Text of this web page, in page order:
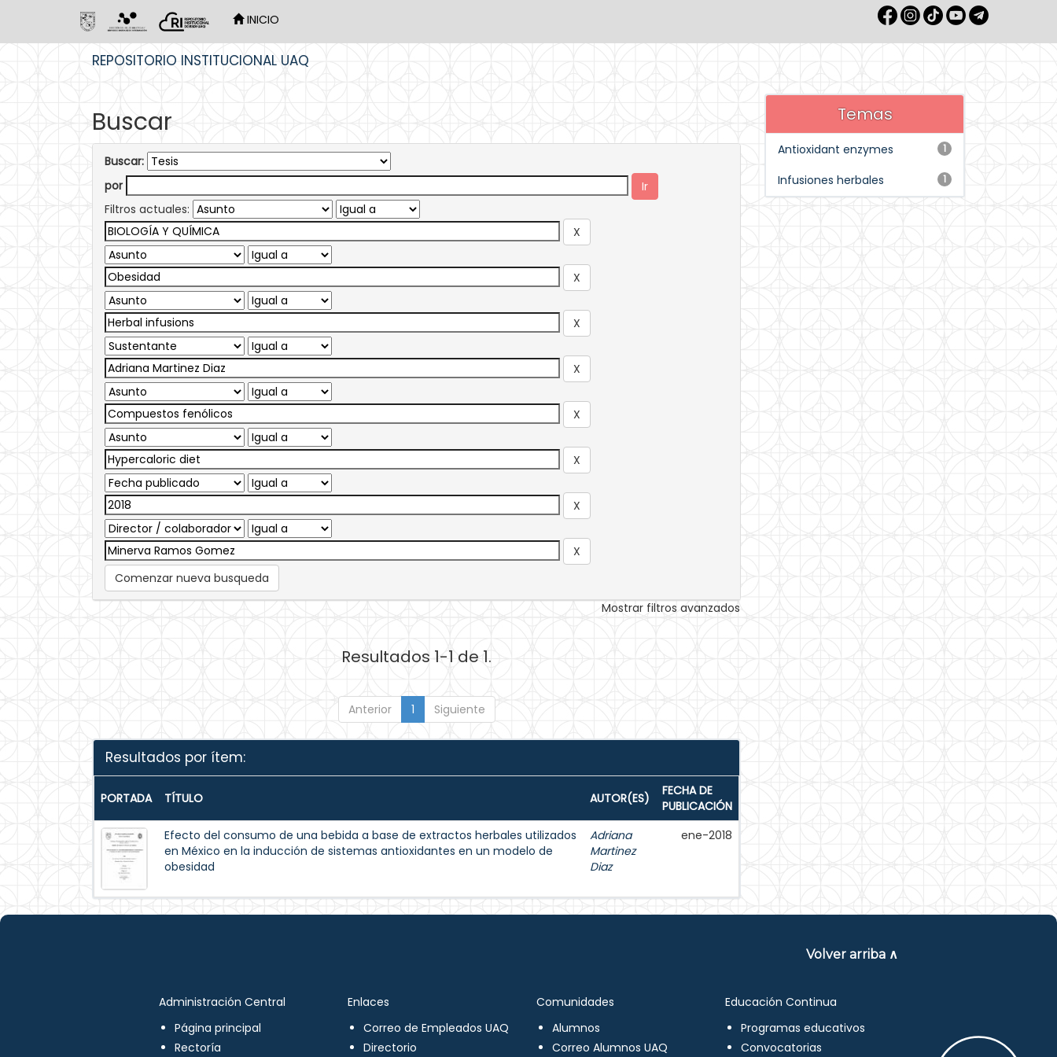
INICIO
REPOSITORIO INSTITUCIONAL UAQ
Buscar
Buscar:
por
Filtros actuales:
Comenzar nueva busqueda
Mostrar filtros avanzados
Resultados 1-1 de 1.
Anterior 1 Siguiente
Resultados por ítem:
PORTADA TÍTULO AUTOR(ES)
FECHA DE
PUBLICACIÓN
Efecto del consumo de una bebida a base de extractos herbales utilizados
en México en la inducción de sistemas antioxidantes en un modelo de
obesidad
Adriana
Martinez
Diaz
ene-2018
Temas
1
Antioxidant enzymes
1
Infusiones herbales
Volver arriba ∧
Administración Central
Página principal
Rectoría
Enlaces
Correo de Empleados UAQ
Directorio
Comunidades
Alumnos
Correo Alumnos UAQ
Educación Continua
Programas educativos
Convocatorias